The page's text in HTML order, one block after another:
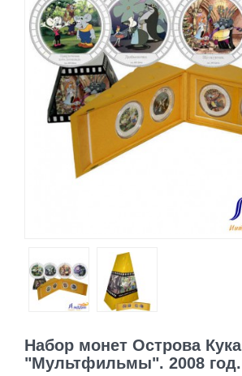
Набор монет Острова Кука
"Мультфильмы". 2008 год.